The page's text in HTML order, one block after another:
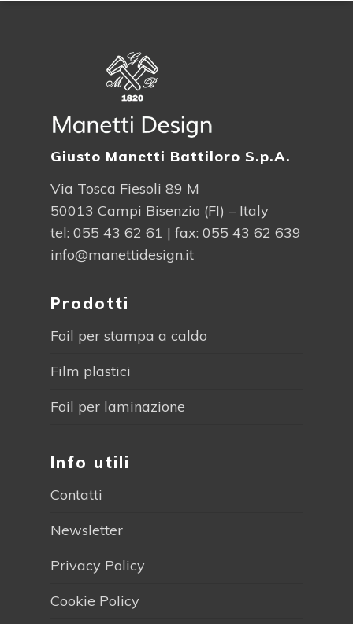
Giusto Manetti Battiloro S.p.A.
Via Tosca Fiesoli 89 M
50013 Campi Bisenzio (FI) – Italy
tel: 055 43 62 61 | fax: 055 43 62 639
info@manettidesign.it
Prodotti
Foil per stampa a caldo
Film plastici
Foil per laminazione
Info utili
Contatti
Newsletter
Privacy Policy
Cookie Policy